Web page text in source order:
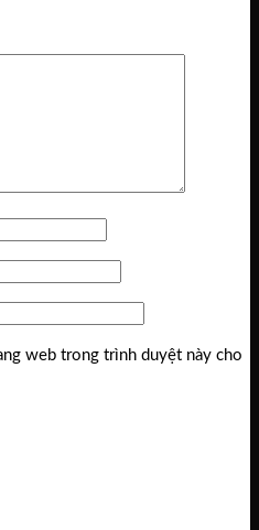
web trong trình duyệt này cho